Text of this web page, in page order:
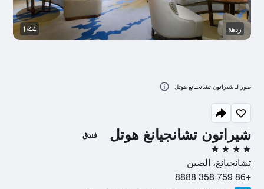
شيراتون تشانجيانغ هوتل فندق
4 نجوم
تشانجيانغ، الصين
+86 759 358 8888
ردهة 1/44
صور لـ شيراتون تشانجيانغ هوتل